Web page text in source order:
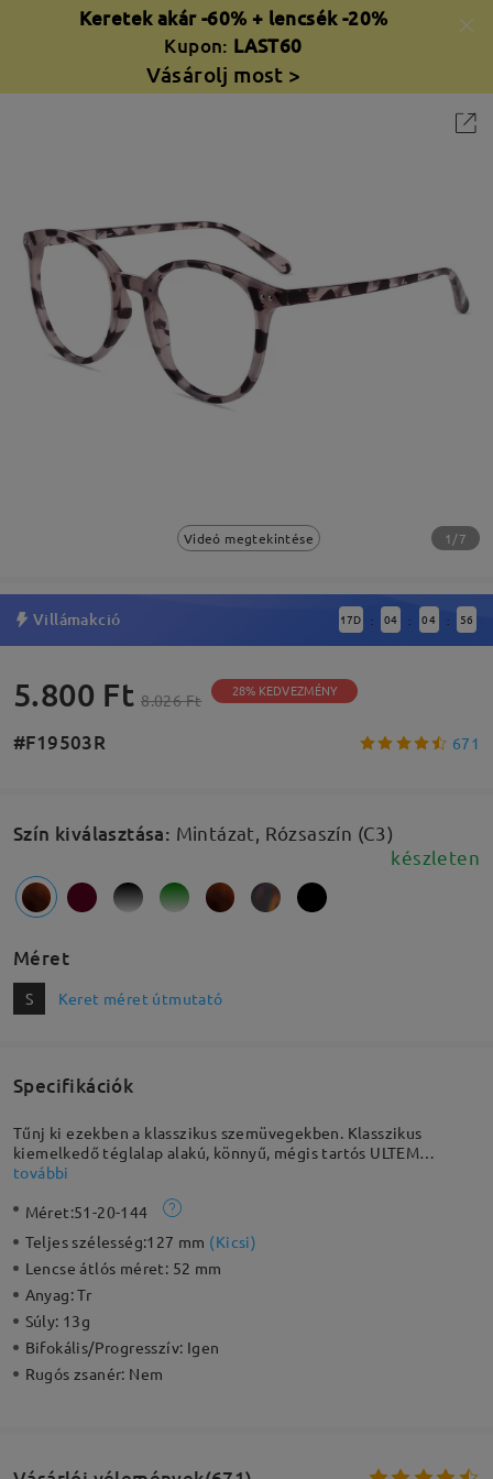
Keretek akár -60% + lencsék -20%
Kupon: LAST60
Vásárolj most >
Videó megtekintése 1/7
Villámakció 17D : 04 : 04 : 55
5.800 Ft 8.026 Ft 28% KEDVEZMÉNY
#F19503R 671
Szín kiválasztása: Mintázat, Rózsaszín (C3)
készleten
Méret
S Keret méret útmutató
Specifikációk
Tűnj ki ezekben a klasszikus szemüvegekben. Klasszikus
kiemelkedő téglalap alakú, könnyű, mégis tartós ULTEM
anyagból készült. Ez a letisztult és kifinomult stílus minden
további
Méret:51-20-144
Teljes szélesség:127 mm (Kicsi)
Lencse átlós méret: 52 mm
Anyag:Tr
Súly: 13g
Bifokális/Progresszív: Igen
Rugós zsanér: Nem